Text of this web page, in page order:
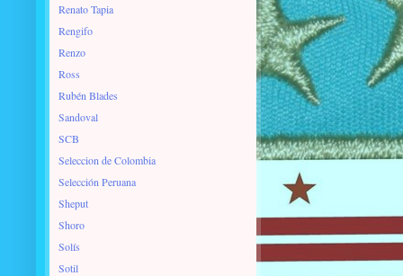
Renato Tapia
Rengifo
Renzo
Ross
Rubén Blades
Sandoval
SCB
Seleccion de Colombia
Selección Peruana
Sheput
Shoro
Solís
Sotil